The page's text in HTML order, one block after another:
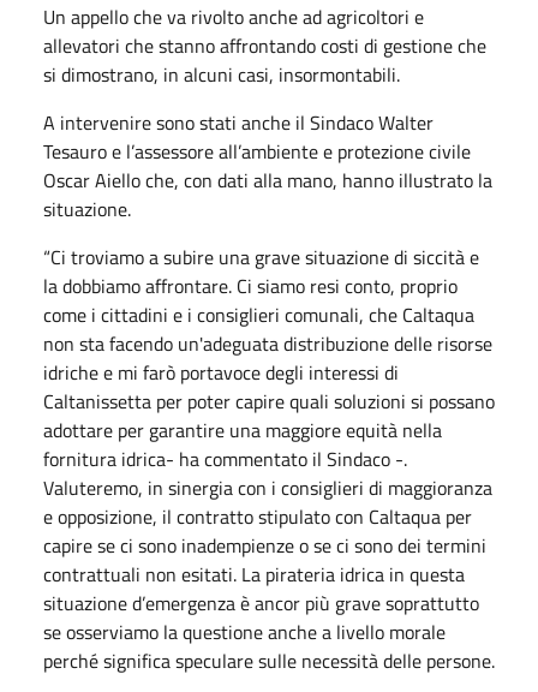
Un appello che va rivolto anche ad agricoltori e
allevatori che stanno affrontando costi di gestione che
si dimostrano, in alcuni casi, insormontabili.
A intervenire sono stati anche il Sindaco Walter
Tesauro e l’assessore all’ambiente e protezione civile
Oscar Aiello che, con dati alla mano, hanno illustrato la
situazione.
“Ci troviamo a subire una grave situazione di siccità e
la dobbiamo affrontare. Ci siamo resi conto, proprio
come i cittadini e i consiglieri comunali, che Caltaqua
non sta facendo un'adeguata distribuzione delle risorse
idriche e mi farò portavoce degli interessi di
Caltanissetta per poter capire quali soluzioni si possano
adottare per garantire una maggiore equità nella
fornitura idrica- ha commentato il Sindaco -.
Valuteremo, in sinergia con i consiglieri di maggioranza
e opposizione, il contratto stipulato con Caltaqua per
capire se ci sono inadempienze o se ci sono dei termini
contrattuali non esitati. La pirateria idrica in questa
situazione d’emergenza è ancor più grave soprattutto
se osserviamo la questione anche a livello morale
perché significa speculare sulle necessità delle persone.